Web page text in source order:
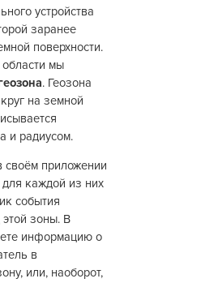
устройства
заранее
поверхности.
мы
. Геозона
на земной
и радиусом.
своём приложении
для каждой из них
события
этой зоны. В
информацию о
в
или, наоборот,